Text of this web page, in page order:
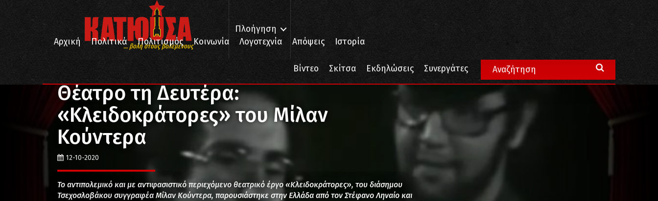
... βολή στους βολεμένους
Πλοήγηση
Αρχική
Πολιτικά Πολιτισμός Κοινωνία Λογοτεχνία Απόψεις Ιστορία
Βίντεο Σκίτσα Εκδηλώσεις Συνεργάτες
Πολιτισμός Θέατρο τη Δευτέρα: «Κλειδοκράτορες» του Μίλαν Κούντερα
Θέατρο τη Δευτέρα:
«Κλειδοκράτορες» του Μίλαν
Κούντερα
12-10-2020
Το αντιπολεμικό και με αντιφασιστικό περιεχόμενο θεατρικό έργο «Κλειδοκράτορες», του διάσημου
Τσεχοσλοβάκου συγγραφέα Μίλαν Κούντερα, παρουσιάστηκε στην Ελλάδα από τον Στέφανο Ληναίο και